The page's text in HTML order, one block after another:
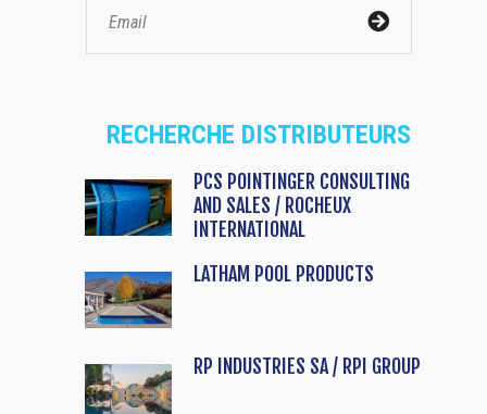
RECHERCHE DISTRIBUTEURS
PCS POINTINGER CONSULTING
AND SALES / ROCHEUX
INTERNATIONAL
LATHAM POOL PRODUCTS
RP INDUSTRIES SA / RPI GROUP